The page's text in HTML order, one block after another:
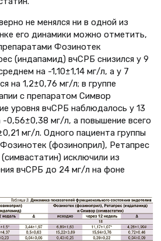
не менялся ни в одной из
его динамики можно отметить,
Фозинотек
(индапамид) вчСРБ снизился у 9
на -1,10±1,14 мг/л, а у 7
на 1,2±0,76 мг/л; в группе
с препаратом Симвор
уровня вчСРБ наблюдалось у 13
-0,56±0,38 мг/л, а повышение всего
мг/л. Одного пациента группы
(фозиноприл), Ретапрес
исключили из
вчСРБ до 24 мг/л на фоне